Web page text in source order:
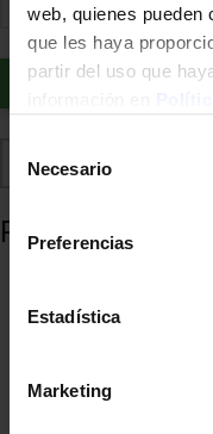
web, quienes pueden
que les haya
partir del uso que
Necesario
Preferencias
Estadística
Marketing
Añadir a favoritos
Productos